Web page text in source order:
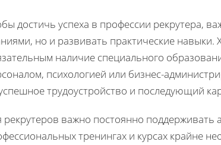
достичь успеха в профессии рекрутера,
но и развивать практические навыки.
наличие специального
психологией или бизнес-
трудоустройство и последующий
рекрутеров важно постоянно поддерживать
тренингах и курсах крайне